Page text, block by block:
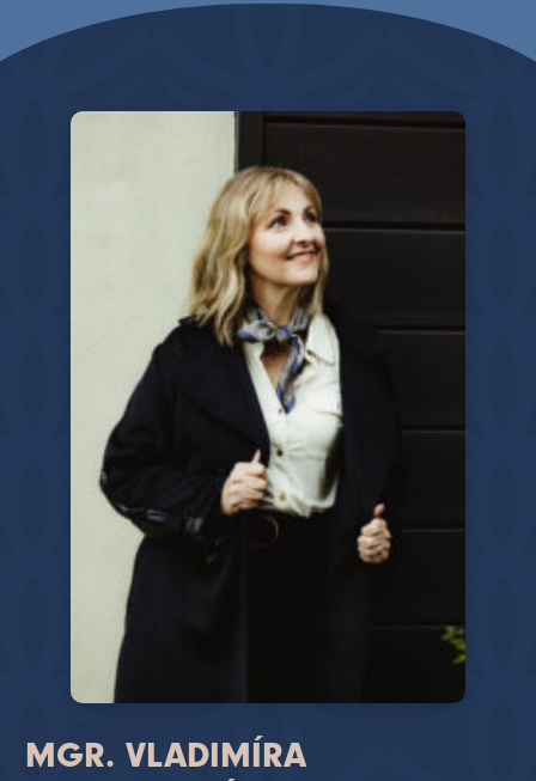
MGR. VLADIMÍRA